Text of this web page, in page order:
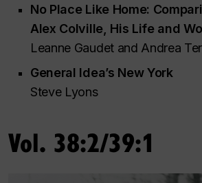
No Place Like Home:
Alex Colville, His Life and
Leanne Gaudet and Andrea
General Idea’s New York
Steve Lyons
Vol. 38:2/39:1